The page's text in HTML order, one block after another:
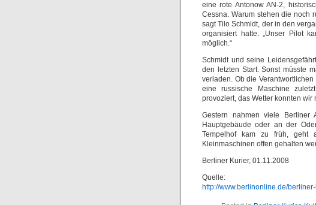
eine rote Antonow AN-2,
Cessna. Warum stehen die noch
sagt Tilo Schmidt, der in den
organisiert hatte. „Unser Pilot
möglich.“
Schmidt und seine
den letzten Start. Sonst müsste
verladen. Ob die
eine russische Maschine
provoziert, das Wetter konnten wir
Gestern nahmen viele Berliner
Hauptgebäude oder an der
Tempelhof kam zu früh, geht
Kleinmaschinen offen gehalten
Berliner Kurier, 01.11.2008
Quelle:
http://www.berlinonline.de/